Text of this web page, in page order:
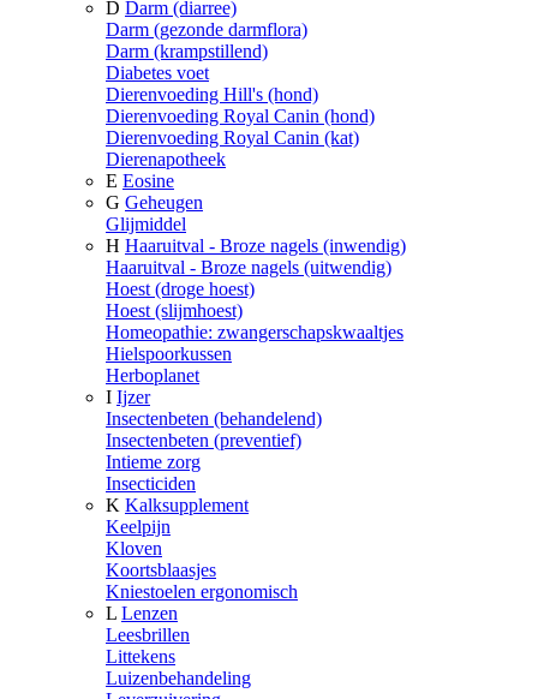
D Darm (diarree)
Darm (gezonde darmflora)
Darm (krampstillend)
Diabetes voet
Dierenvoeding Hill's (hond)
Dierenvoeding Royal Canin (hond)
Dierenvoeding Royal Canin (kat)
Dierenapotheek
E Eosine
G Geheugen
Glijmiddel
H Haaruitval - Broze nagels (inwendig)
Haaruitval - Broze nagels (uitwendig)
Hoest (droge hoest)
Hoest (slijmhoest)
Homeopathie: zwangerschapskwaaltjes
Hielspoorkussen
Herboplanet
I Ijzer
Insectenbeten (behandelend)
Insectenbeten (preventief)
Intieme zorg
Insecticiden
K Kalksupplement
Keelpijn
Kloven
Koortsblaasjes
Kniestoelen ergonomisch
L Lenzen
Leesbrillen
Littekens
Luizenbehandeling